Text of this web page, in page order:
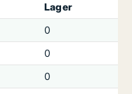
Lager
0
0
0